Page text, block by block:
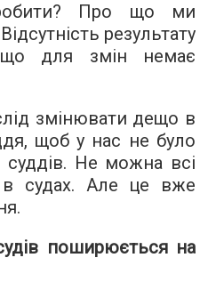
Про що ми
результату
для змін немає
змінювати дещо в
щоб у нас не було
суддів. Не можна всі
в судах. Але це вже
поширюється на